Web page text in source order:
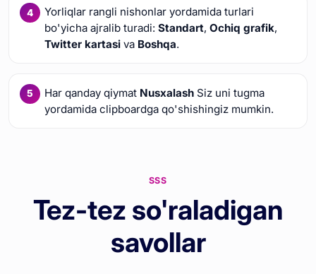
Yorliqlar rangli nishonlar yordamida turlari
bo'yicha ajralib turadi: Standart, Ochiq grafik,
Twitter kartasiva Boshqa.
Har qanday qiymat NusxalashSiz uni tugma
yordamida clipboardga qo'shishingiz mumkin.
SSS
Tez-tez so'raladigan
savollar